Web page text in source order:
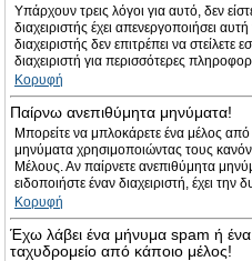
Υπάρχουν τρεις λόγοι για αυτό, δεν
διαχειριστής έχει απενεργοποιήσει
διαχειριστής δεν επιτρέπει να
διαχειριστή για περισσότερες
Κορυφή
Παίρνω ανεπιθύμητα μηνύματα!
Μπορείτε να μπλοκάρετε ένα μέλος
μηνύματα χρησιμοποιώντας τους
Μέλους. Αν παίρνετε ανεπιθύμητα
ειδοποιήστε έναν διαχειριστή, έχει την
Κορυφή
Έχω λάβει ένα μήνυμα spam ή ένα
ταχυδρομείο από κάποιο μέλος!